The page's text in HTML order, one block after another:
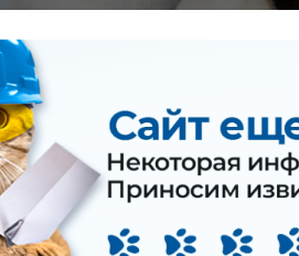
вызывается
(страувиты, оксалаты и др.)